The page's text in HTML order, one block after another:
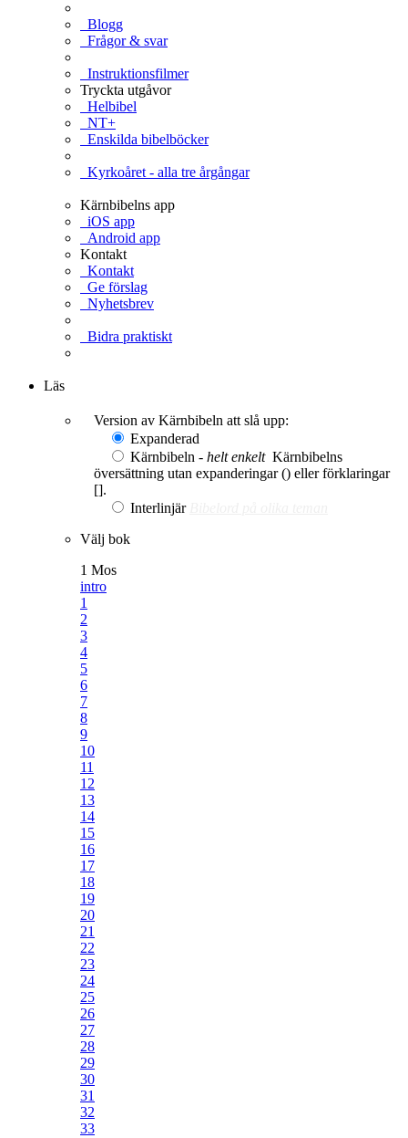
Blogg
Frågor & svar
Instruktionsfilmer
Tryckta utgåvor
Helbibel
NT+
Enskilda bibelböcker
Kyrkoåret - alla tre årgångar
Kärnbibelns app
iOS app
Android app
Kontakt
Kontakt
Ge förslag
Nyhetsbrev
Bidra praktiskt
Läs
Version av Kärnbibeln att slå upp:
Expanderad
Kärnbibeln - helt enkelt Kärnbibelns
översättning utan expanderingar () eller förklaringar
[].
Interlinjär
Välj bok
1 Mos
intro
1
2
3
4
5
6
7
8
9
10
11
12
13
14
15
16
17
18
19
20
21
22
23
24
25
26
27
28
29
30
31
32
33